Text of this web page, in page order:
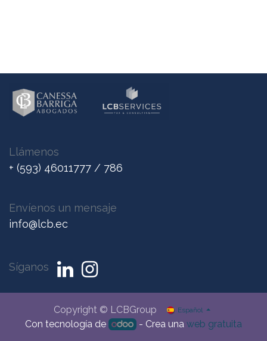
Llámenos
+ (593) 46011777 / 786
Envíenos un mensaje
info@lcb.ec
Síganos
Copyright © LCBGroup Español
Con tecnología de - Crea una web gratuita